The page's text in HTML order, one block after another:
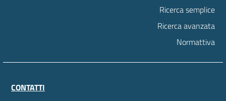
Ricerca semplice
Ricerca avanzata
Normattiva
CONTATTI